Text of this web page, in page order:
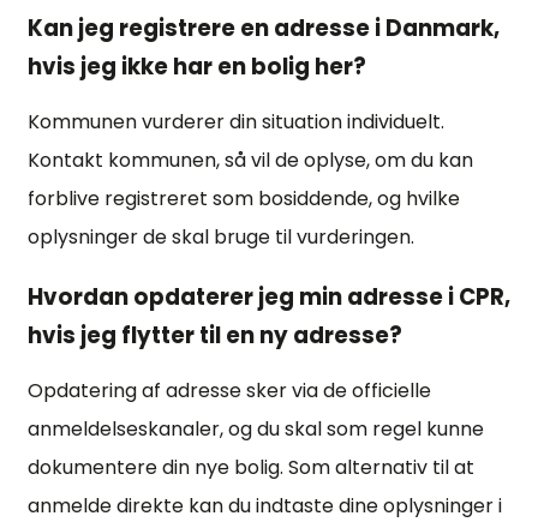
Kan jeg registrere en adresse i Danmark,
hvis jeg ikke har en bolig her?
Kommunen vurderer din situation individuelt.
Kontakt kommunen, så vil de oplyse, om du kan
forblive registreret som bosiddende, og hvilke
oplysninger de skal bruge til vurderingen.
Hvordan opdaterer jeg min adresse i CPR,
hvis jeg flytter til en ny adresse?
Opdatering af adresse sker via de officielle
anmeldelseskanaler, og du skal som regel kunne
dokumentere din nye bolig. Som alternativ til at
anmelde direkte kan du indtaste dine oplysninger i